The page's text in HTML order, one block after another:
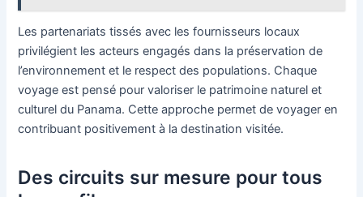
Les partenariats tissés avec les fournisseurs locaux
privilégient les acteurs engagés dans la préservation de
l’environnement et le respect des populations. Chaque
voyage est pensé pour valoriser le patrimoine naturel et
culturel du Panama. Cette approche permet de voyager en
contribuant positivement à la destination visitée.
Des circuits sur mesure pour tous